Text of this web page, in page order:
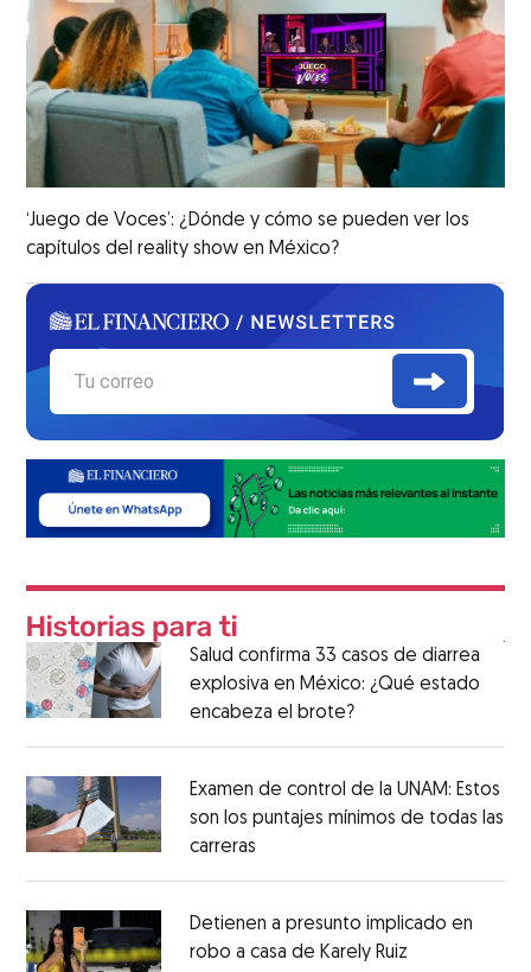
‘Juego de Voces’: ¿Dónde y cómo se pueden ver los
capítulos del reality show en México?
Salud confirma 33 casos de diarrea
explosiva en México: ¿Qué estado
encabeza el brote?
Examen de control de la UNAM: Estos
son los puntajes mínimos de todas las
carreras
Detienen a presunto implicado en
robo a casa de Karely Ruiz